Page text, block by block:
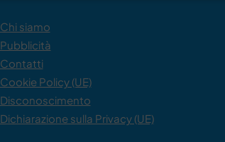
Chi siamo
Pubblicità
Contatti
Cookie Policy (UE)
Disconoscimento
Dichiarazione sulla Privacy (UE)